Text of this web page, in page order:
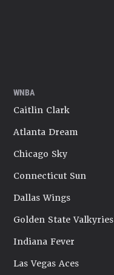
WNBA
Caitlin Clark
Atlanta Dream
Chicago Sky
Connecticut Sun
Dallas Wings
Golden State Valkyries
Indiana Fever
Las Vegas Aces